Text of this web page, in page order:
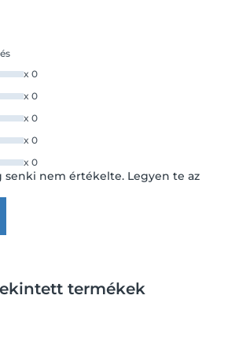
x 0
x 0
x 0
x 0
x 0
senki nem értékelte. Legyen te az
termékek